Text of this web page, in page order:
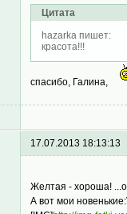
Цитата
hazarka пишет:
красота!!!
спасибо, Галина,
17.07.2013 18:13:13
Желтая - хороша!
А вот мои